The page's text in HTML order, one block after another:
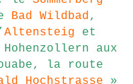
Bad Wildbad,
Altensteig et
aux
la route
Hochstrasse »